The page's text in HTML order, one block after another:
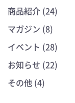
商品紹介 (24)
マガジン (8)
イベント (28)
お知らせ (22)
その他 (4)